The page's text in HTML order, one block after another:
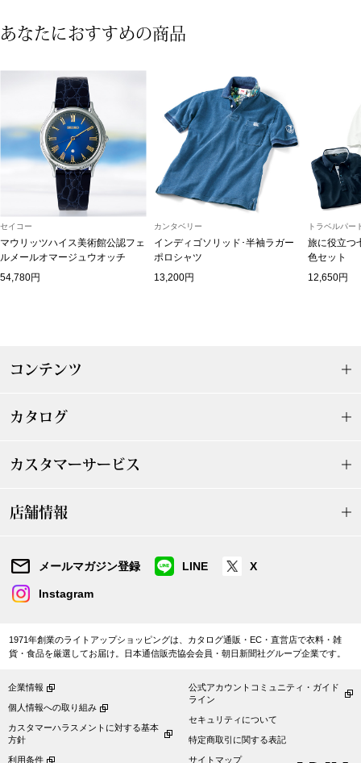
ランド
集
タログ
／チュニック
パンツ／スラ
ショート･クロ
クラッチバッグ
あなたにおすすめの商品
セイコー
マウリッツハイス美術館公認フェ
ルメールオマージュウオッチ
54,780円
カンタベリー
インディゴソリッド･半袖ラガー
ポロシャツ
13,200円
トラベルパー
旅に役立つ
色セット
12,650円
コンテンツ
カタログ
カスタマーサービス
店舗情報
メールマガジン登録 LINE X
Instagram
1971年創業のライトアップショッピングは、カタログ通販・EC・直営店で衣料・雑
貨・食品を厳選してお届け。日本通信販売協会会員・朝日新聞社グループ企業です。
企業情報
個人情報への取り組み
カスタマーハラスメントに対する基本
方針
利用条件
公式アカウントコミュニティ・ガイド
ライン
セキュリティについて
特定商取引に関する表記
サイトマップ